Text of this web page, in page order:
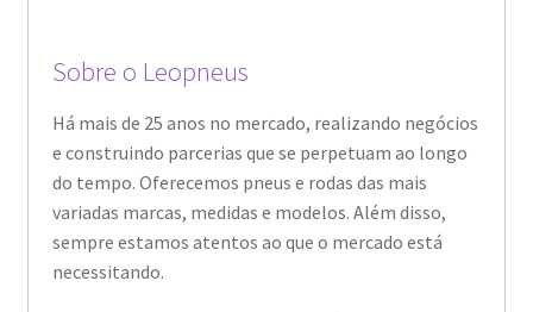
Sobre o Leopneus
Há mais de 25 anos no mercado, realizando negócios
e construindo parcerias que se perpetuam ao longo
do tempo. Oferecemos pneus e rodas das mais
variadas marcas, medidas e modelos. Além disso,
sempre estamos atentos ao que o mercado está
necessitando.